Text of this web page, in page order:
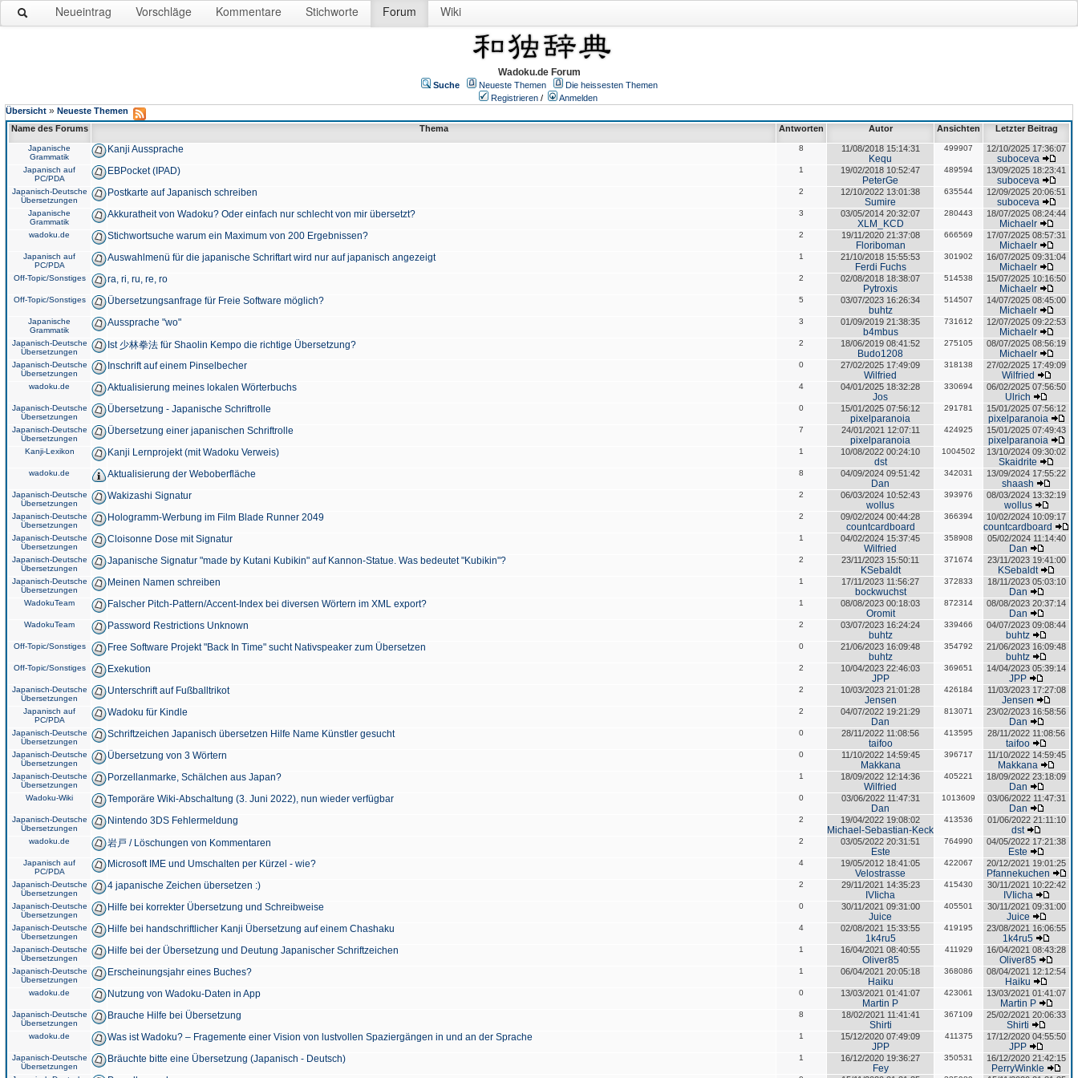
Neueintrag Vorschläge Kommentare Stichworte Forum Wiki
Wadoku.de Forum
Suche Neueste Themen
Die heissesten Themen
Registrieren /
Anmelden
Übersicht » Neueste Themen
Name des Forums
Thema Antworten Autor Ansichten Letzter Beitrag
Japanische
Grammatik
Kanji Aussprache 8 11/08/2018 15:14:31
Kequ
499907 12/10/2025 17:36:07
suboceva
Japanisch auf
PC/PDA
EBPocket (IPAD) 1 19/02/2018 10:52:47
PeterGe
489594 13/09/2025 18:23:41
suboceva
Japanisch-Deutsche
Übersetzungen
Postkarte auf Japanisch schreiben 2 12/10/2022 13:01:38
Sumire
635544 12/09/2025 20:06:51
suboceva
Japanische
Grammatik
Akkuratheit von Wadoku? Oder einfach nur schlecht von mir übersetzt? 3 03/05/2014 20:32:07
XLM_KCD
280443 18/07/2025 08:24:44
Michaelr
wadoku.de Stichwortsuche warum ein Maximum von 200 Ergebnissen? 2 19/11/2020 21:37:08
Floriboman
666569 17/07/2025 08:57:31
Michaelr
Japanisch auf
PC/PDA
Auswahlmenü für die japanische Schriftart wird nur auf japanisch angezeigt 1 21/10/2018 15:55:53
Ferdi Fuchs
301902 16/07/2025 09:31:04
Michaelr
Off-Topic/Sonstiges ra, ri, ru, re, ro 2 02/08/2018 18:38:07
Pytroxis
514538 15/07/2025 10:16:50
Michaelr
Off-Topic/Sonstiges Übersetzungsanfrage für Freie Software möglich? 5 03/07/2023 16:26:34
buhtz
514507 14/07/2025 08:45:00
Michaelr
Japanische
Grammatik
Aussprache "wo" 3 01/09/2019 21:38:35
b4mbus
731612 12/07/2025 09:22:53
Michaelr
Japanisch-Deutsche
Übersetzungen
Ist 少林拳法 für Shaolin Kempo die richtige Übersetzung? 2 18/06/2019 08:41:52
Budo1208
275105 08/07/2025 08:56:19
Michaelr
Japanisch-Deutsche
Übersetzungen
Inschrift auf einem Pinselbecher 0 27/02/2025 17:49:09
Wilfried
318138 27/02/2025 17:49:09
Wilfried
wadoku.de Aktualisierung meines lokalen Wörterbuchs 4 04/01/2025 18:32:28
Jos
330694 06/02/2025 07:56:50
Ulrich
Japanisch-Deutsche
Übersetzungen
Übersetzung - Japanische Schriftrolle 0 15/01/2025 07:56:12
pixelparanoia
291781 15/01/2025 07:56:12
pixelparanoia
Japanisch-Deutsche
Übersetzungen
Übersetzung einer japanischen Schriftrolle 7 24/01/2021 12:07:11
pixelparanoia
424925 15/01/2025 07:49:43
pixelparanoia
Kanji-Lexikon Kanji Lernprojekt (mit Wadoku Verweis) 1 10/08/2022 00:24:10
dst
1004502 13/10/2024 09:30:02
Skaidrite
wadoku.de Aktualisierung der Weboberfläche 8 04/09/2024 09:51:42
Dan
342031 13/09/2024 17:55:22
shaash
Japanisch-Deutsche
Übersetzungen
Wakizashi Signatur 2 06/03/2024 10:52:43
wollus
393976 08/03/2024 13:32:19
wollus
Japanisch-Deutsche
Übersetzungen
Hologramm-Werbung im Film Blade Runner 2049 2 09/02/2024 00:44:28
countcardboard
366394 10/02/2024 10:09:17
countcardboard
Japanisch-Deutsche
Übersetzungen
Cloisonne Dose mit Signatur 1 04/02/2024 15:37:45
Wilfried
358908 05/02/2024 11:14:40
Dan
Japanisch-Deutsche
Übersetzungen
Japanische Signatur "made by Kutani Kubikin" auf Kannon-Statue. Was bedeutet "Kubikin"? 2 23/11/2023 15:50:11
KSebaldt
371674 23/11/2023 19:41:00
KSebaldt
Japanisch-Deutsche
Übersetzungen
Meinen Namen schreiben 1 17/11/2023 11:56:27
bockwuchst
372833 18/11/2023 05:03:10
Dan
WadokuTeam Falscher Pitch-Pattern/Accent-Index bei diversen Wörtern im XML export? 1 08/08/2023 00:18:03
Oromit
872314 08/08/2023 20:37:14
Dan
WadokuTeam Password Restrictions Unknown 2 03/07/2023 16:24:24
buhtz
339466 04/07/2023 09:08:44
buhtz
Off-Topic/Sonstiges Free Software Projekt "Back In Time" sucht Nativspeaker zum Übersetzen 0 21/06/2023 16:09:48
buhtz
354792 21/06/2023 16:09:48
buhtz
Off-Topic/Sonstiges Exekution 2 10/04/2023 22:46:03
JPP
369651 14/04/2023 05:39:14
JPP
Japanisch-Deutsche
Übersetzungen
Unterschrift auf Fußballtrikot 2 10/03/2023 21:01:28
Jensen
426184 11/03/2023 17:27:08
Jensen
Japanisch auf
PC/PDA
Wadoku für Kindle 2 04/07/2022 19:21:29
Dan
813071 23/02/2023 16:58:56
Dan
Japanisch-Deutsche
Übersetzungen
Schriftzeichen Japanisch übersetzen Hilfe Name Künstler gesucht 0 28/11/2022 11:08:56
taifoo
413595 28/11/2022 11:08:56
taifoo
Japanisch-Deutsche
Übersetzungen
Übersetzung von 3 Wörtern 0 11/10/2022 14:59:45
Makkana
396717 11/10/2022 14:59:45
Makkana
Japanisch-Deutsche
Übersetzungen
Porzellanmarke, Schälchen aus Japan? 1 18/09/2022 12:14:36
Wilfried
405221 18/09/2022 23:18:09
Dan
Wadoku-Wiki Temporäre Wiki-Abschaltung (3. Juni 2022), nun wieder verfügbar 0 03/06/2022 11:47:31
Dan
1013609 03/06/2022 11:47:31
Dan
Japanisch-Deutsche
Übersetzungen
Nintendo 3DS Fehlermeldung 2 19/04/2022 19:08:02
Michael-Sebastian-Keck
413536 01/06/2022 21:11:10
dst
wadoku.de 岩戸 / Löschungen von Kommentaren 2 03/05/2022 20:31:51
Este
764990 04/05/2022 17:21:38
Este
Japanisch auf
PC/PDA
Microsoft IME und Umschalten per Kürzel - wie? 4 19/05/2012 18:41:05
Velostrasse
422067 20/12/2021 19:01:25
Pfannekuchen
Japanisch-Deutsche
Übersetzungen
4 japanische Zeichen übersetzen :) 2 29/11/2021 14:35:23
IVIicha
415430 30/11/2021 10:22:42
IVIicha
Japanisch-Deutsche
Übersetzungen
Hilfe bei korrekter Übersetzung und Schreibweise 0 30/11/2021 09:31:00
Juice
405501 30/11/2021 09:31:00
Juice
Japanisch-Deutsche
Übersetzungen
Hilfe bei handschriftlicher Kanji Übersetzung auf einem Chashaku 4 02/08/2021 15:33:55
1k4ru5
419195 23/08/2021 16:06:55
1k4ru5
Japanisch-Deutsche
Übersetzungen
Hilfe bei der Übersetzung und Deutung Japanischer Schriftzeichen 1 16/04/2021 08:40:55
Oliver85
411929 16/04/2021 08:43:28
Oliver85
Japanisch-Deutsche
Übersetzungen
Erscheinungsjahr eines Buches? 1 06/04/2021 20:05:18
Haiku
368086 08/04/2021 12:12:54
Haiku
wadoku.de Nutzung von Wadoku-Daten in App 0 13/03/2021 01:41:07
Martin P
423061 13/03/2021 01:41:07
Martin P
Japanisch-Deutsche
Übersetzungen
Brauche Hilfe bei Übersetzung 8 18/02/2021 11:41:41
Shirti
367109 25/02/2021 20:06:33
Shirti
wadoku.de Was ist Wadoku? – Fragemente einer Vision von lustvollen Spaziergängen in und an der Sprache 1 15/12/2020 07:49:09
JPP
411375 17/12/2020 04:55:50
JPP
Japanisch-Deutsche
Übersetzungen
Bräuchte bitte eine Übersetzung (Japanisch - Deutsch) 1 16/12/2020 19:36:27
Fey
350531 16/12/2020 21:42:15
PerryWinkle